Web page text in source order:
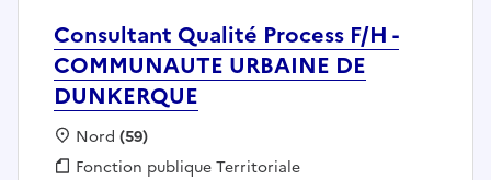
Consultant Qualité Process F/H -
COMMUNAUTE URBAINE DE
DUNKERQUE
Localisation :
Nord (59)
Fonction publique :
Fonction publique Territoriale